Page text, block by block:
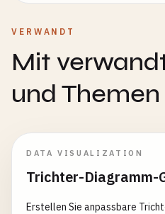
VERWANDT
Mit
und
DATA VISUALIZATION
Trichter-Diagramm-
Erstellen Sie anpassbare